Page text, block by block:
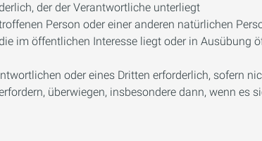
der der Verantwortliche unterliegt
Person oder einer anderen natürlichen
im öffentlichen Interesse liegt oder in Ausübung
oder eines Dritten erforderlich, sofern
überwiegen, insbesondere dann, wenn es